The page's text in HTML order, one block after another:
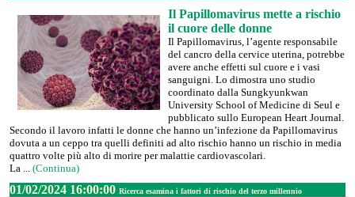
Il Papillomavirus mette a rischio
il cuore delle donne
Il Papillomavirus, l’agente responsabile
del cancro della cervice uterina, potrebbe
avere anche effetti sul cuore e i vasi
sanguigni. Lo dimostra uno studio
coordinato dalla Sungkyunkwan
University School of Medicine di Seul e
pubblicato sullo European Heart Journal.
Secondo il lavoro infatti le donne che hanno un’infezione da Papillomavirus
dovuta a un ceppo tra quelli definiti ad alto rischio hanno un rischio in media
quattro volte più alto di morire per malattie cardiovascolari.
La ... (Continua)
01/02/2024 16:00:00 Ricerca esamina i fattori di rischio del terzo millennio